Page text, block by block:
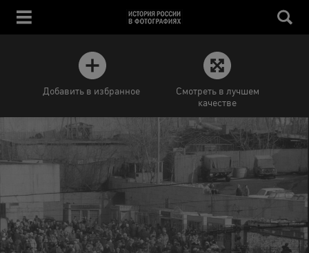
Добавить в избранное
Смотреть в лучшем
качестве